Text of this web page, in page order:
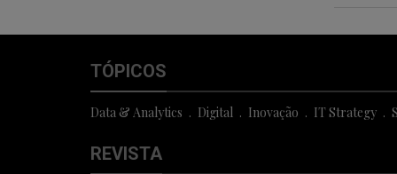
TÓPICOS
Data & Analytics Digital Inovação IT Strategy
REVISTA